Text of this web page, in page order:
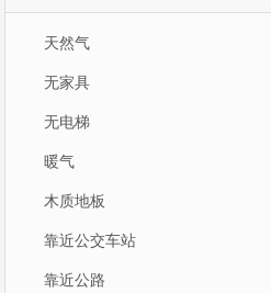
天然气
无家具
无电梯
暖气
木质地板
靠近公交车站
靠近公路